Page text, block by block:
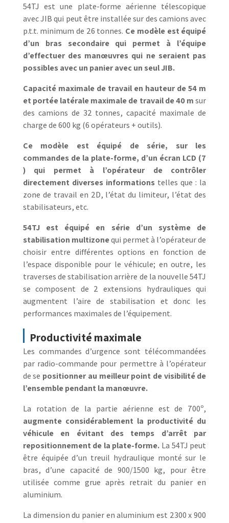
54TJ est une plate-forme aérienne télescopique
avec JIB qui peut être installée sur des camions avec
p.t.t. minimum de 26 tonnes. Ce modèle est équipé
d’un bras secondaire qui permet à l’équipe
d’effectuer des manœuvres qui ne seraient pas
possibles avec un panier avec un seul JIB.
Capacité maximale de travail en hauteur de 54 m
et portée latérale maximale de travail de 40 msur
des camions de 32 tonnes, capacité maximale de
charge de 600 kg (6 opérateurs + outils).
Ce modèle est équipé de série, sur les
commandes de la plate-forme, d’un écran LCD (7
) qui permet à l’opérateur de contrôler
directement diverses informationstelles que : la
zone de travail en 2D, l’état du limiteur, l’état des
stabilisateurs, etc.
54TJ est équipé en série d’un système de
stabilisation multizonequi permet à l’opérateur de
choisir entre différentes options en fonction de
l’espace disponible pour le véhicule; en outre, les
traverses de stabilisation arrière de la nouvelle 54TJ
se composent de 2 extensions hydrauliques qui
augmentent l’aire de stabilisation et donc les
performances maximales de l’équipement.
Productivité maximale
Les commandes d’urgence sont télécommandées
par radio-commande pour permettre à l’opérateur
de se positionner au meilleur point de visibilité de
l’ensemble pendant la manœuvre.
La rotation de la partie aérienne est de 700º,
augmente considérablement la productivité du
véhicule en évitant des temps d’arrêt par
repositionnement de la plate-forme. La 54TJ peut
être équipée d’un treuil hydraulique monté sur le
bras, d’une capacité de 900/1500 kg, pour être
utilisée comme grue après retrait du panier en
aluminium.
La dimension du panier en aluminium est 2300 x 900